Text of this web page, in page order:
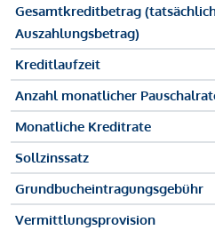
Gesamtkreditbetrag
Auszahlungsbetrag)
Kreditlaufzeit
Anzahl monatlicher
Monatliche Kreditrate
Sollzinssatz
Grundbucheintragungsgebühr
Vermittlungsprovision